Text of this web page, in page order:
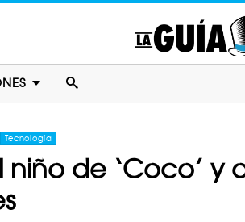
Tecnología
niño de ‘Coco’ y